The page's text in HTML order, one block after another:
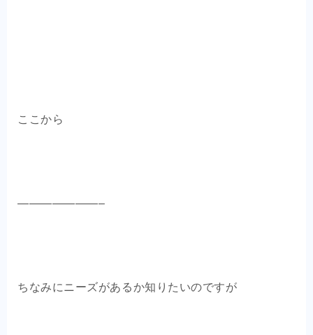
ここから
———————–
ちなみにニーズがあるか知りたいのですが